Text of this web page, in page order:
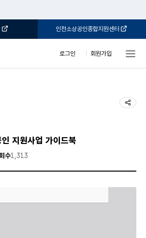
인천소상공인종합지원센터
로그인 회원가입
공
지원사업 가이드북
수1,313